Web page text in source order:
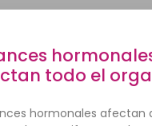
todo el
hormonales afectan